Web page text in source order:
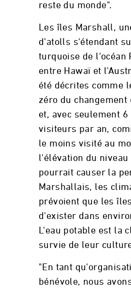
reste du monde".
Les îles Marshall,
d'atolls s'étendant
turquoise de l'océan
entre Hawaï et
été décrites comme
zéro du changement
et, avec seulement 6
visiteurs par an,
le moins visité au
l'élévation du niveau
pourrait causer la
Marshallais, les
prévoient que les
d'exister dans
L'eau potable est la
survie de leur
"En tant
bénévole, nous